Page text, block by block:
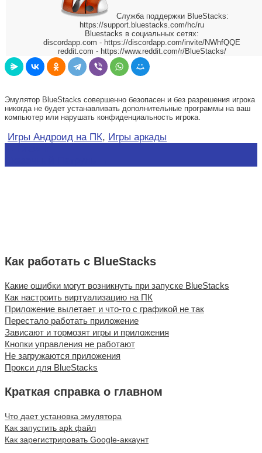
Служба поддержки BlueStacks:
https://support.bluestacks.com/hc/ru
Bluestacks в социальных сетях:
discordapp.com - https://discordapp.com/invite/NWhfQQE
reddit.com - https://www.reddit.com/r/BlueStacks/
Эмулятор BlueStacks совершенно безопасен и без разрешения игрока
никогда не будет устанавливать дополнительные программы на ваш
компьютер или нарушать конфиденциальность игрока.
Игры Андроид на ПК, Игры аркады
по
Как работать с BlueStacks
Какие ошибки могут возникнуть при запуске BlueStacks
Как настроить виртуализацию на ПК
Приложение вылетает и что-то с графикой не так
Перестало работать приложение
Зависают и тормозят игры и приложения
Кнопки управления не работают
Не загружаются приложения
Прокси для BlueStacks
Краткая справка о главном
Что дает установка эмулятора
Как запустить apk файл
Как зарегистрировать Google-аккаунт